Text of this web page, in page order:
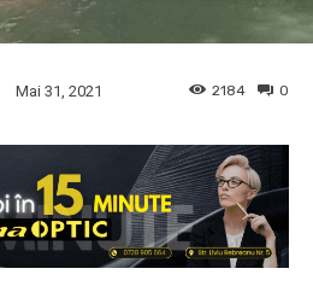
Mai 31, 2021 0
2184